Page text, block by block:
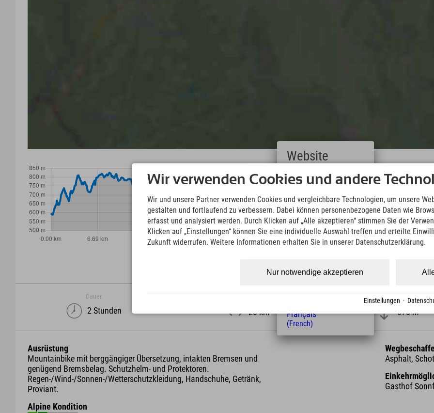
Wir übernehmen keine Haftung für die Richtigkeit,
Informationen. Wir empfehlen die Mitnahme einer zusätzlichen
KML Download GPX
Dauer
2 Stunden 20 km
Höhenmeter
678 m
Ausrüstung
Mountainbike mit berggängiger Übersetzung, intakten Bremsen und
genügend Bremsbelag. Schutzhelm- und Protektoren.
Regen-/Wind-/Sonnen-/Wetterschutzkleidung, Handschuhe, Getränk,
Proviant.
Alpine Kondition
Asphalt,
Gasthof
Wir verwenden Cookies und andere
Wir und unsere Partner verwenden Cookies und vergleichbare Technologien, um unsere
gestalten und fortlaufend zu verbessern. Dabei können personenbezogene Daten wie
erfasst und analysiert werden. Durch Klicken auf „Alle akzeptieren“ stimmen Sie der
Klicken auf „Einstellungen“ können Sie eine individuelle Auswahl treffen und erteilte
Zukunft widerrufen. Weitere Informationen erhalten Sie in unserer Datenschutzerklärung.
Nur notwendige akzeptieren
Einstellungen ·
Website
Deutsch
(German)
English
(English)
Italiano
(Italian)
Čeština
(Czech)
Magyar
Nederlands
Français
(French)